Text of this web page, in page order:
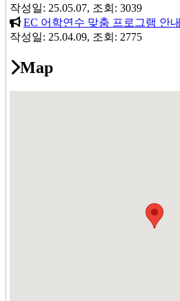
작성일: 25.05.07, 조회: 3039
EC 어학연수 맞춤 프로그램 안내
작성일: 25.04.09, 조회: 2775
Map